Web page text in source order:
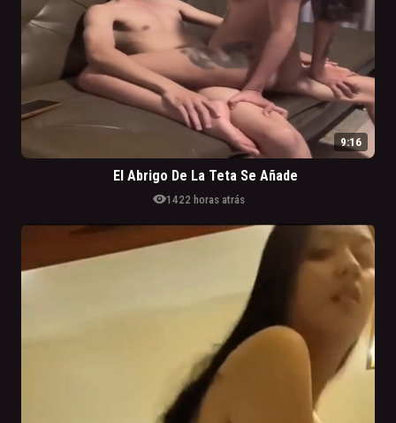
9:16
El Abrigo De La Teta Se Añade
visibility1422 horas atrás